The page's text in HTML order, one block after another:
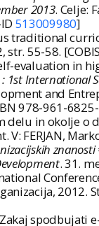
2013. Celje:
513009980]
traditional
str. 55-58.
evaluation in
1st International
and
978-961-
delu in okolje
FERJAN,
. 31.
2012.
spodbujati